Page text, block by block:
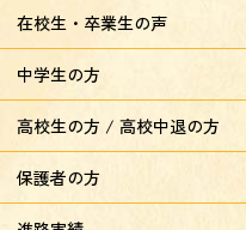
在校生・卒業生の声
中学生の方
高校生の方 / 高校中退の方
保護者の方